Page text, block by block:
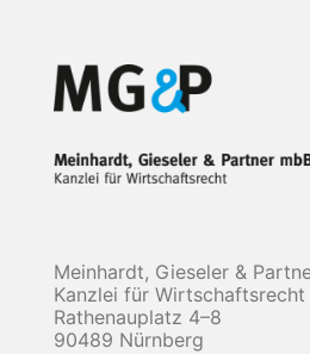
Meinhardt, Gieseler &
Kanzlei für Wirtschaftsrecht
Rathenauplatz 4–8
90489 Nürnberg